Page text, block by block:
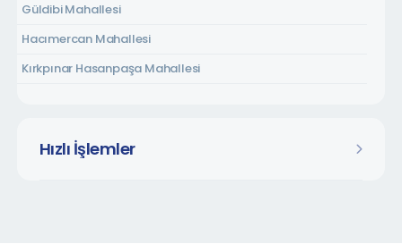
Güldibi Mahallesi
Hacımercan Mahallesi
Kırkpınar Hasanpaşa Mahallesi
Kurtköy Dibektaş Mahallesi
Hızlı İşlemler